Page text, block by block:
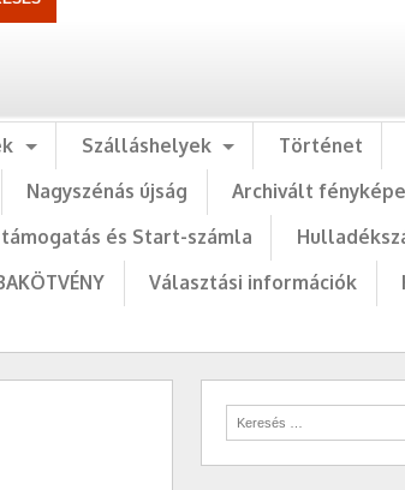
Szálláshelyek Történet
Nagyszénás újság Archivált
és Start-számla
Választási információk